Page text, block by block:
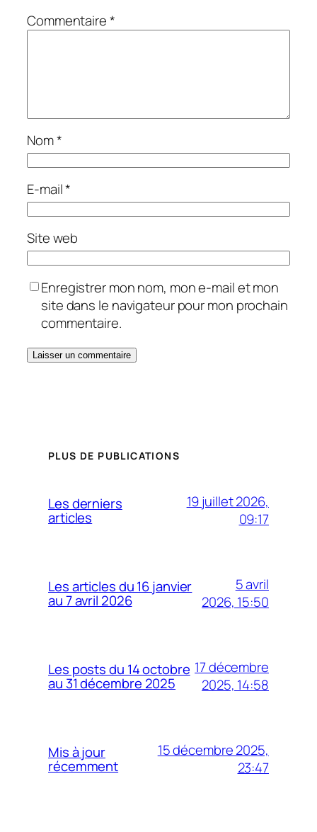
Commentaire*
Nom*
E-mail*
Site web
Enregistrer mon nom, mon e-mail et mon
site dans le navigateur pour mon prochain
commentaire.
PLUS DE PUBLICATIONS
Les derniers
articles
19 juillet 2026,
09:17
Les articles du 16 janvier
au 7 avril 2026
5 avril
2026, 15:50
Les posts du 14 octobre
au 31 décembre 2025
17 décembre
2025, 14:58
Mis à jour
récemment
15 décembre 2025,
23:47